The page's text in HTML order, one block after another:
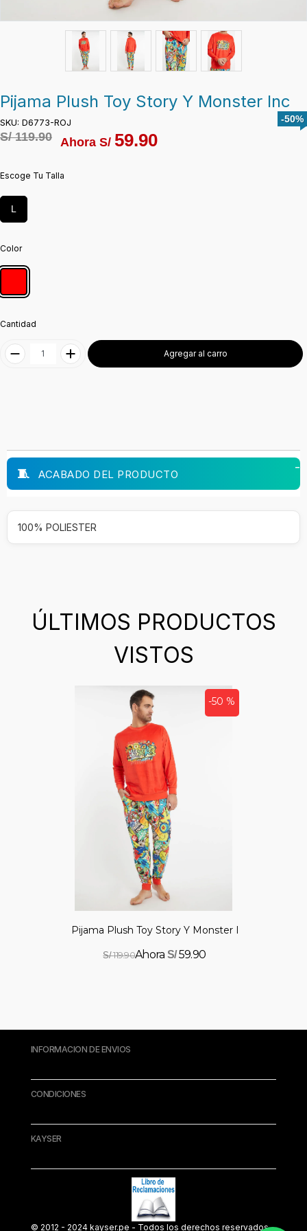
Pijama Plush Toy Story Y Monster Inc
SKU: D6773-ROJ
S/119.90 Ahora S/ 59.90
-50%
Escoge Tu Talla
L
Color
Cantidad
Agregar al carro
ACABADO DEL PRODUCTO
100% POLIESTER
ÚLTIMOS PRODUCTOS
VISTOS
-50 %
Pijama Plush Toy Story Y Monster Inc
S/119.90 S/59.90
INFORMACION DE ENVIOS
CONDICIONES
KAYSER
© 2012 - 2024 kayser.pe - Todos los derechos reservados.